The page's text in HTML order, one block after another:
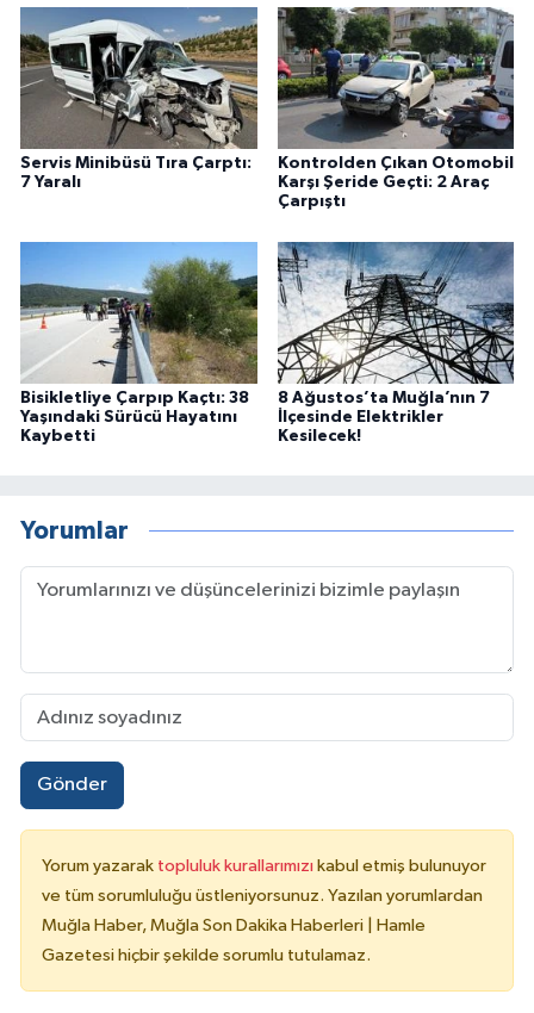
Servis Minibüsü Tıra Çarptı:
7 Yaralı
Kontrolden Çıkan Otomobil
Karşı Şeride Geçti: 2 Araç
Çarpıştı
Bisikletliye Çarpıp Kaçtı: 38
Yaşındaki Sürücü Hayatını
Kaybetti
8 Ağustos’ta Muğla’nın 7
İlçesinde Elektrikler
Kesilecek!
Yorumlar
Gönder
Yorum yazarak topluluk kurallarımızı kabul etmiş bulunuyor
ve tüm sorumluluğu üstleniyorsunuz. Yazılan yorumlardan
Muğla Haber, Muğla Son Dakika Haberleri | Hamle
Gazetesi hiçbir şekilde sorumlu tutulamaz.